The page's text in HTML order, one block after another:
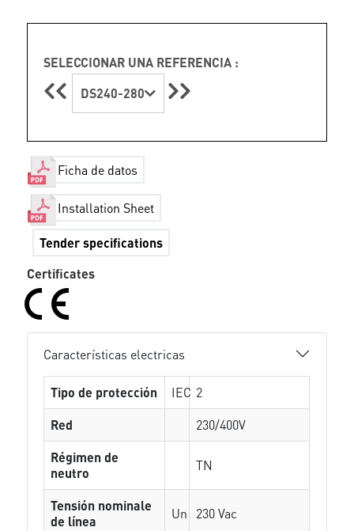
SELECCIONAR UNA REFERENCIA :
DS240-280
Ficha de datos
Installation Sheet
Tender specifications
Certificates
Características electricas
Tipo de protección IEC 2
Red
230/400V
Régimen de
neutro
TN
Tensión nominale
de línea
Un 230 Vac